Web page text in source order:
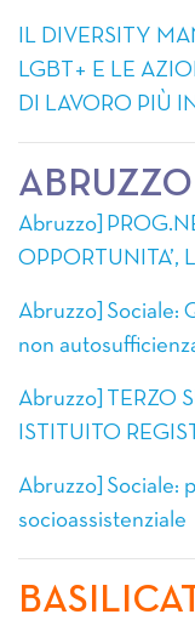
IL DIVERSITY
LGBT+ E LE
DI LAVORO PIÙ
ABRUZZO
Abruzzo]
OPPORTUNITA’,
Abruzzo] Sociale:
non
Abruzzo] TERZO
ISTITUITO
Abruzzo] Sociale:
socioassistenziale